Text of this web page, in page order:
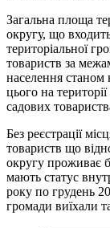
Загальна площа
округу, що
територіальної
товариств за
населення станом
цього на
садових
Без реєстрації
товариств що
округу проживає
мають статус
року по грудень
громади виїхали